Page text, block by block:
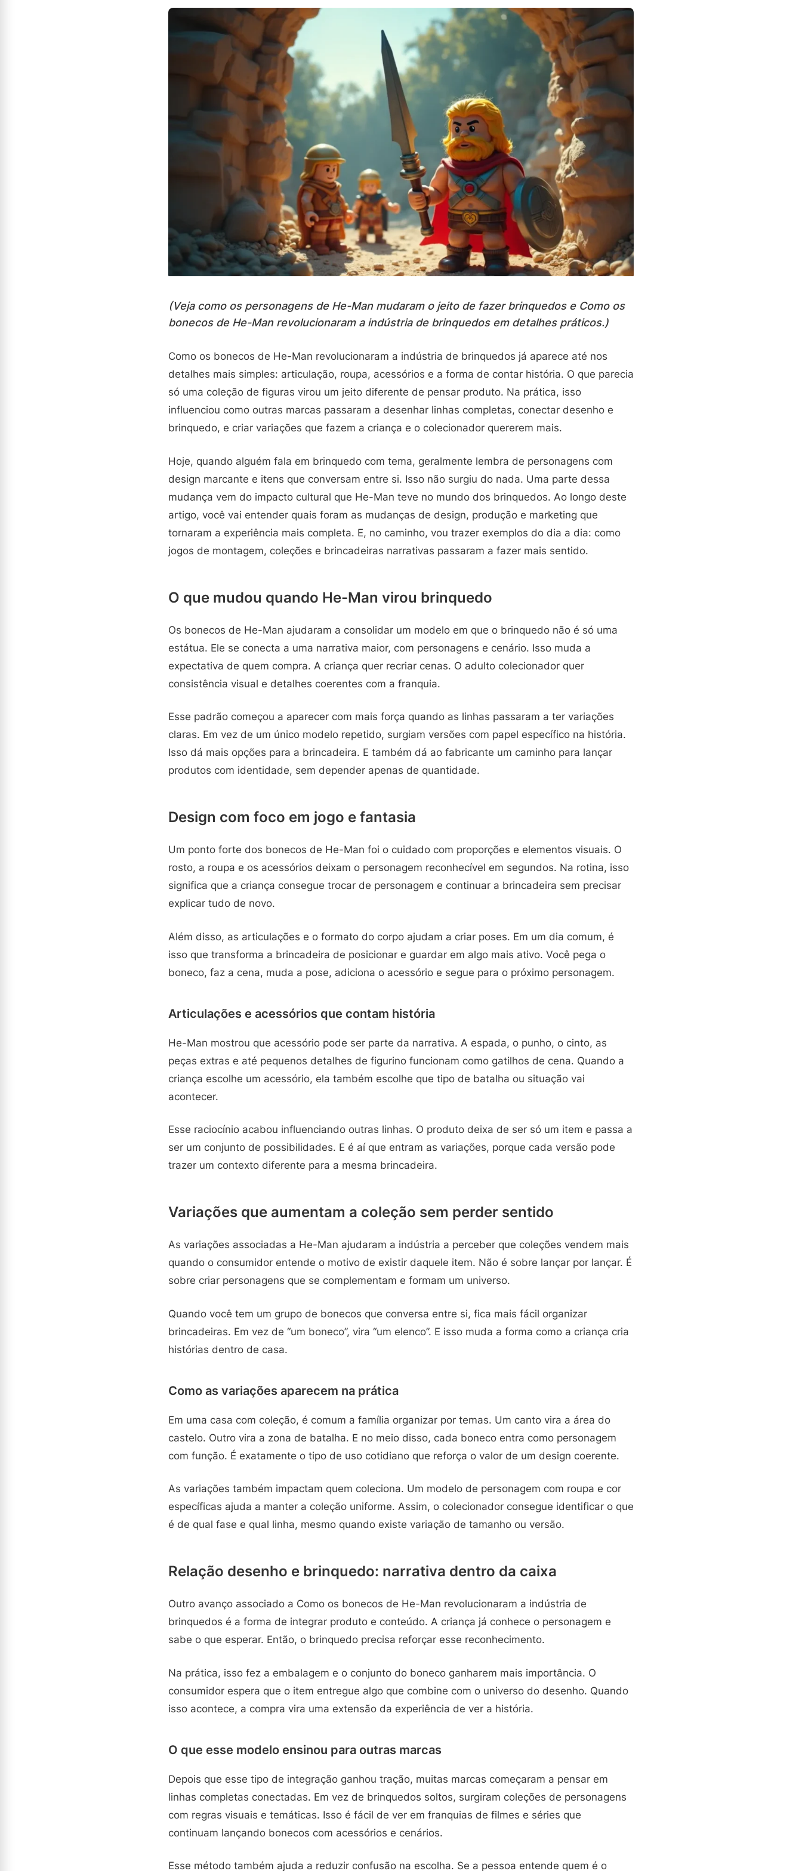
(Veja como os personagens de He-Man mudaram o jeito de fazer brinquedos e Como os
bonecos de He-Man revolucionaram a indústria de brinquedos em detalhes práticos.)
Como os bonecos de He-Man revolucionaram a indústria de brinquedos já aparece até nos
detalhes mais simples: articulação, roupa, acessórios e a forma de contar história. O que parecia
só uma coleção de figuras virou um jeito diferente de pensar produto. Na prática, isso
influenciou como outras marcas passaram a desenhar linhas completas, conectar desenho e
brinquedo, e criar variações que fazem a criança e o colecionador quererem mais.
Hoje, quando alguém fala em brinquedo com tema, geralmente lembra de personagens com
design marcante e itens que conversam entre si. Isso não surgiu do nada. Uma parte dessa
mudança vem do impacto cultural que He-Man teve no mundo dos brinquedos. Ao longo deste
artigo, você vai entender quais foram as mudanças de design, produção e marketing que
tornaram a experiência mais completa. E, no caminho, vou trazer exemplos do dia a dia: como
jogos de montagem, coleções e brincadeiras narrativas passaram a fazer mais sentido.
O que mudou quando He-Man virou brinquedo
Os bonecos de He-Man ajudaram a consolidar um modelo em que o brinquedo não é só uma
estátua. Ele se conecta a uma narrativa maior, com personagens e cenário. Isso muda a
expectativa de quem compra. A criança quer recriar cenas. O adulto colecionador quer
consistência visual e detalhes coerentes com a franquia.
Esse padrão começou a aparecer com mais força quando as linhas passaram a ter variações
claras. Em vez de um único modelo repetido, surgiam versões com papel específico na história.
Isso dá mais opções para a brincadeira. E também dá ao fabricante um caminho para lançar
produtos com identidade, sem depender apenas de quantidade.
Design com foco em jogo e fantasia
Um ponto forte dos bonecos de He-Man foi o cuidado com proporções e elementos visuais. O
rosto, a roupa e os acessórios deixam o personagem reconhecível em segundos. Na rotina, isso
significa que a criança consegue trocar de personagem e continuar a brincadeira sem precisar
explicar tudo de novo.
Além disso, as articulações e o formato do corpo ajudam a criar poses. Em um dia comum, é
isso que transforma a brincadeira de posicionar e guardar em algo mais ativo. Você pega o
boneco, faz a cena, muda a pose, adiciona o acessório e segue para o próximo personagem.
Articulações e acessórios que contam história
He-Man mostrou que acessório pode ser parte da narrativa. A espada, o punho, o cinto, as
peças extras e até pequenos detalhes de figurino funcionam como gatilhos de cena. Quando a
criança escolhe um acessório, ela também escolhe que tipo de batalha ou situação vai
acontecer.
Esse raciocínio acabou influenciando outras linhas. O produto deixa de ser só um item e passa a
ser um conjunto de possibilidades. E é aí que entram as variações, porque cada versão pode
trazer um contexto diferente para a mesma brincadeira.
Variações que aumentam a coleção sem perder sentido
As variações associadas a He-Man ajudaram a indústria a perceber que coleções vendem mais
quando o consumidor entende o motivo de existir daquele item. Não é sobre lançar por lançar. É
sobre criar personagens que se complementam e formam um universo.
Quando você tem um grupo de bonecos que conversa entre si, fica mais fácil organizar
brincadeiras. Em vez de “um boneco”, vira “um elenco”. E isso muda a forma como a criança cria
histórias dentro de casa.
Como as variações aparecem na prática
Em uma casa com coleção, é comum a família organizar por temas. Um canto vira a área do
castelo. Outro vira a zona de batalha. E no meio disso, cada boneco entra como personagem
com função. É exatamente o tipo de uso cotidiano que reforça o valor de um design coerente.
As variações também impactam quem coleciona. Um modelo de personagem com roupa e cor
específicas ajuda a manter a coleção uniforme. Assim, o colecionador consegue identificar o que
é de qual fase e qual linha, mesmo quando existe variação de tamanho ou versão.
Relação desenho e brinquedo: narrativa dentro da caixa
Outro avanço associado a Como os bonecos de He-Man revolucionaram a indústria de
brinquedos é a forma de integrar produto e conteúdo. A criança já conhece o personagem e
sabe o que esperar. Então, o brinquedo precisa reforçar esse reconhecimento.
Na prática, isso fez a embalagem e o conjunto do boneco ganharem mais importância. O
consumidor espera que o item entregue algo que combine com o universo do desenho. Quando
isso acontece, a compra vira uma extensão da experiência de ver a história.
O que esse modelo ensinou para outras marcas
Depois que esse tipo de integração ganhou tração, muitas marcas começaram a pensar em
linhas completas conectadas. Em vez de brinquedos soltos, surgiram coleções de personagens
com regras visuais e temáticas. Isso é fácil de ver em franquias de filmes e séries que
continuam lançando bonecos com acessórios e cenários.
Esse método também ajuda a reduzir confusão na escolha. Se a pessoa entende quem é o